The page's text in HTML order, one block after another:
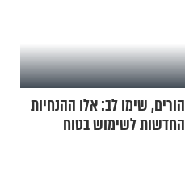
הורים, שימו לב: אלו ההנחיות
החדשות לשימוש בטוח